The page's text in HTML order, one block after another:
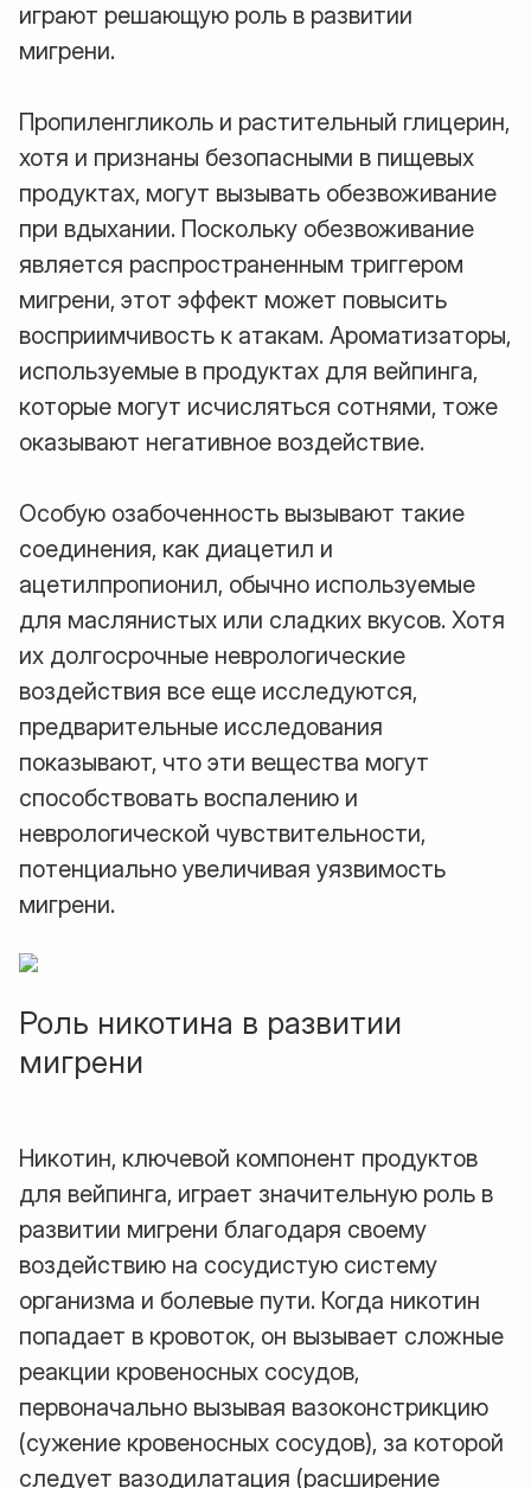
играют решающую роль в развитии
мигрени.
Пропиленгликоль и растительный глицерин,
хотя и признаны безопасными в пищевых
продуктах, могут вызывать обезвоживание
при вдыхании. Поскольку обезвоживание
является распространенным триггером
мигрени, этот эффект может повысить
восприимчивость к атакам. Ароматизаторы,
используемые в продуктах для вейпинга,
которые могут исчисляться сотнями, тоже
оказывают негативное воздействие.
Особую озабоченность вызывают такие
соединения, как диацетил и
ацетилпропионил, обычно используемые
для маслянистых или сладких вкусов. Хотя
их долгосрочные неврологические
воздействия все еще исследуются,
предварительные исследования
показывают, что эти вещества могут
способствовать воспалению и
неврологической чувствительности,
потенциально увеличивая уязвимость
мигрени.
Роль никотина в развитии
мигрени
Никотин, ключевой компонент продуктов
для вейпинга, играет значительную роль в
развитии мигрени благодаря своему
воздействию на сосудистую систему
организма и болевые пути. Когда никотин
попадает в кровоток, он вызывает сложные
реакции кровеносных сосудов,
первоначально вызывая вазоконстрикцию
(сужение кровеносных сосудов), за которой
следует вазодилатация (расширение